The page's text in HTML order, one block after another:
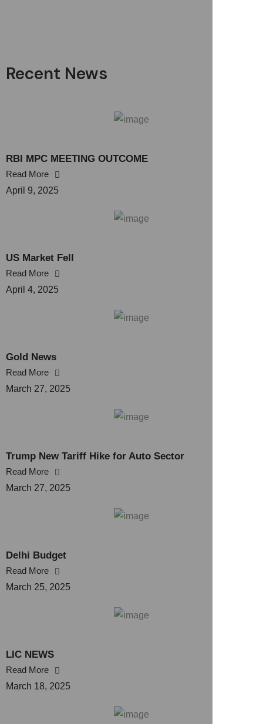
Recent News
RBI MPC MEETING OUTCOME
Read More
April 9, 2025
US Market Fell
Read More
April 4, 2025
Gold News
Read More
March 27, 2025
Trump New Tariff Hike for Auto Sector
Read More
March 27, 2025
Delhi Budget
Read More
March 25, 2025
LIC NEWS
Read More
March 18, 2025